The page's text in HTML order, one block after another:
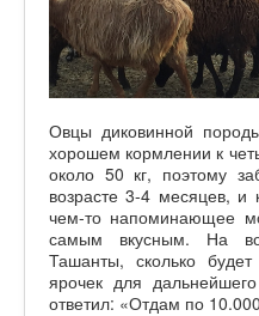
Овцы диковинной
хорошем кормлении к
около 50 кг, поэтому
возрасте 3-4 месяцев, и
чем-то напоминающее
самым вкусным. На
Ташанты, сколько
ярочек для
ответил: «Отдам по